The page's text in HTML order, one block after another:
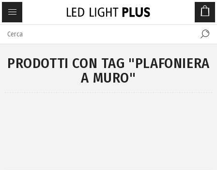
PRODOTTI CON TAG "PLAFONIERA
A MURO"